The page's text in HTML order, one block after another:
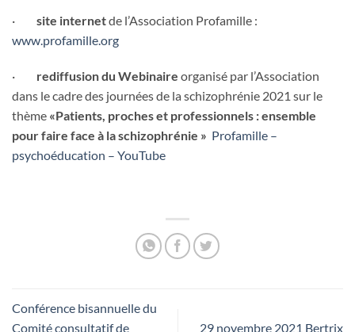
· site internetde l’Association Profamille :
www.profamille.org
· rediffusion du Webinaire organisé par l’Association
dans le cadre des journées de la schizophrénie 2021 sur le
thème «Patients, proches et professionnels : ensemble
pour faire face à la schizophrénie » Profamille –
psychoéducation – YouTube
Conférence bisannuelle du
Comité consultatif de
29 novembre 2021 Bertrix